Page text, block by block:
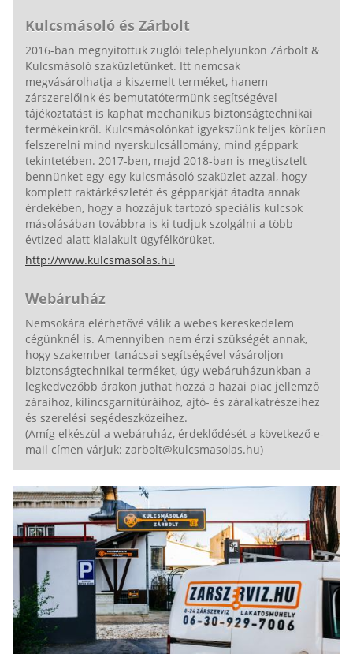
Kulcsmásoló és Zárbolt
2016-ban megnyitottuk zuglói telephelyünkön Zárbolt &
Kulcsmásoló szaküzletünket. Itt nemcsak
megvásárolhatja a kiszemelt terméket, hanem
zárszerelőink és bemutatótermünk segítségével
tájékoztatást is kaphat mechanikus biztonságtechnikai
termékeinkről. Kulcsmásolónkat igyekszünk teljes körűen
felszerelni mind nyerskulcsállomány, mind géppark
tekintetében. 2017-ben, majd 2018-ban is megtisztelt
bennünket egy-egy kulcsmásoló szaküzlet azzal, hogy
komplett raktárkészletét és gépparkját átadta annak
érdekében, hogy a hozzájuk tartozó speciális kulcsok
másolásában továbbra is ki tudjuk szolgálni a több
évtized alatt kialakult ügyfélkörüket.
http://www.kulcsmasolas.hu
Webáruház
Nemsokára elérhetővé válik a webes kereskedelem
cégünknél is. Amennyiben nem érzi szükségét annak,
hogy szakember tanácsai segítségével vásároljon
biztonságtechnikai terméket, úgy webáruházunkban a
legkedvezőbb árakon juthat hozzá a hazai piac jellemző
záraihoz, kilincsgarnitúráihoz, ajtó- és záralkatrészeihez
és szerelési segédeszközeihez.
(Amíg elkészül a webáruház, érdeklődését a következő e-
mail címen várjuk: zarbolt@kulcsmasolas.hu)